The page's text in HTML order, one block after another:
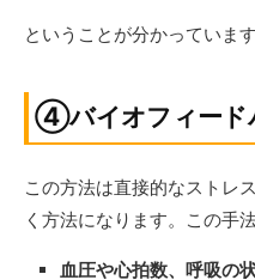
ということが分かっています
④バイオフィード
この方法は直接的なストレ
く方法になります。この手
血圧や心拍数、呼吸の